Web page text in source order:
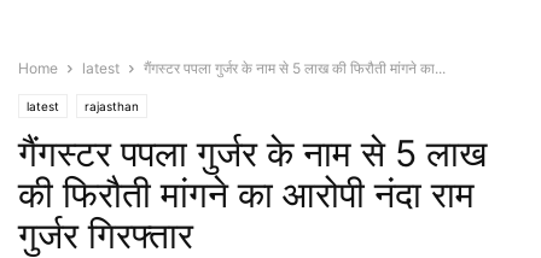
Home latest गैंगस्टर पपला गुर्जर के नाम से 5 लाख की फिरौती मांगने का...
latest rajasthan
गैंगस्टर पपला गुर्जर के नाम से 5 लाख
की फिरौती मांगने का आरोपी नंदा राम
गुर्जर गिरफ्तार